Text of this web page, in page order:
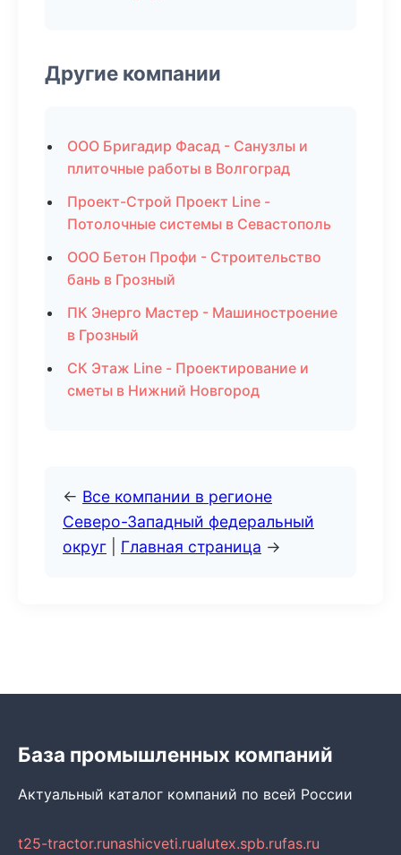
Другие компании
ООО Бригадир Фасад - Санузлы и
плиточные работы в Волгоград
Проект-Строй Проект Line -
Потолочные системы в Севастополь
ООО Бетон Профи - Строительство
бань в Грозный
ПК Энерго Мастер - Машиностроение
в Грозный
СК Этаж Line - Проектирование и
сметы в Нижний Новгород
← Все компании в регионе
Северо-Западный федеральный
округ
Главная страница →
База промышленных компаний
Актуальный каталог компаний по всей России
t25-tractor.runashicveti.rualutex.spb.rufas.ru